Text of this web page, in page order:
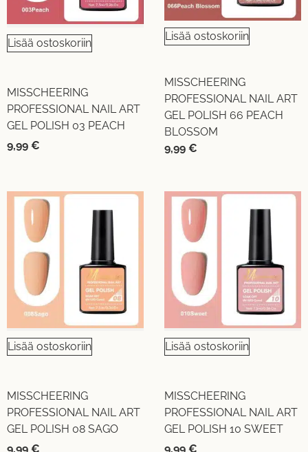
Lisää ostoskoriin
MISSCHEERING
PROFESSIONAL NAIL ART
GEL POLISH 03 PEACH
9,99 €
Lisää ostoskoriin
MISSCHEERING
PROFESSIONAL NAIL ART
GEL POLISH 66 PEACH
BLOSSOM
9,99 €
Lisää ostoskoriin
MISSCHEERING
PROFESSIONAL NAIL ART
GEL POLISH 08 SAGO
9,99 €
Lisää ostoskoriin
MISSCHEERING
PROFESSIONAL NAIL ART
GEL POLISH 10 SWEET
9,99 €